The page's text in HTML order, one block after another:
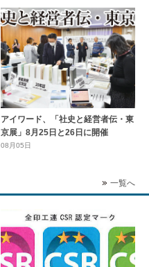
アイワード、「社史と経営者伝・東
京展」8月25日と26日に開催
08月05日
一覧へ